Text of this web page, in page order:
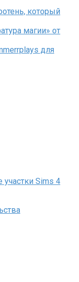
который
магии» от
для
Sims 4